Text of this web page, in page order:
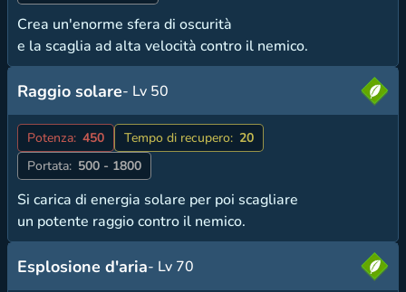
Crea un'enorme sfera di oscurità
e la scaglia ad alta velocità contro il nemico.
Raggio solare- Lv 50
Potenza: 450 Tempo di recupero: 20
Portata: 500 - 1800
Si carica di energia solare per poi scagliare
un potente raggio contro il nemico.
Esplosione d'aria- Lv 70